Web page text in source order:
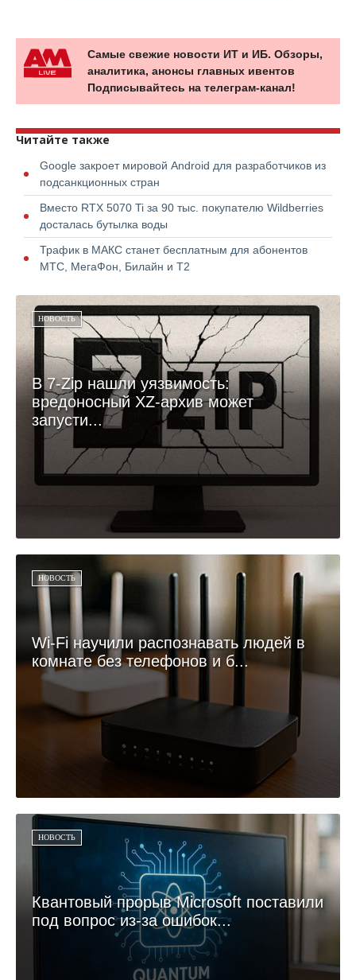
Самые свежие новости ИТ и ИБ. Обзоры,
аналитика, анонсы главных ивентов
Подписывайтесь на телеграм-канал!
Читайте также
Google закроет мировой Android для разработчиков из
подсанкционных стран
Вместо RTX 5070 Ti за 90 тыс. покупателю Wildberries
досталась бутылка воды
Трафик в МАКС станет бесплатным для абонентов
МТС, МегаФон, Билайн и Т2
НОВОСТЬ
В 7-Zip нашли уязвимость:
вредоносный XZ-архив может
запусти...
НОВОСТЬ
Wi-Fi научили распознавать людей в
комнате без телефонов и б...
НОВОСТЬ
Квантовый прорыв Microsoft поставили
под вопрос из-за ошибок...